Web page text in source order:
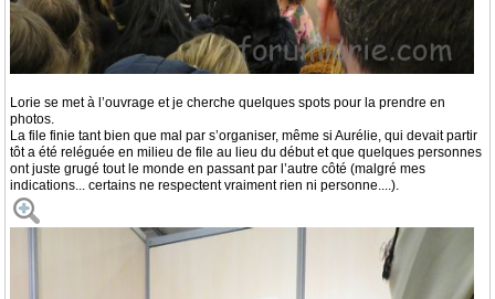
Lorie se met à l’ouvrage et je cherche quelques spots pour la prendre en
photos.
La file finie tant bien que mal par s’organiser, même si Aurélie, qui devait partir
tôt a été reléguée en milieu de file au lieu du début et que quelques personnes
ont juste grugé tout le monde en passant par l’autre côté (malgré mes
indications... certains ne respectent vraiment rien ni personne....).